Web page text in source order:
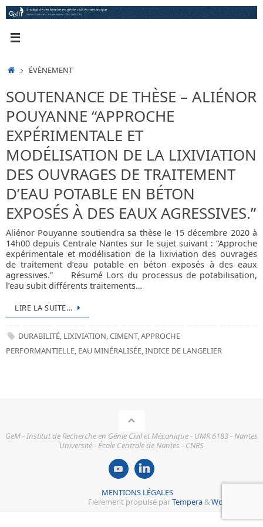
Passer
au
ACCUEIL
ÉVÈNEMENT
SOUTENANCE DE THÈSE – ALIÉNOR
POUYANNE “APPROCHE
EXPÉRIMENTALE ET
MODÉLISATION DE LA LIXIVIATION
DES OUVRAGES DE TRAITEMENT
D’EAU POTABLE EN BÉTON
EXPOSÉS À DES EAUX AGRESSIVES.”
Aliénor Pouyanne soutiendra sa thèse le 15 décembre 2020 à
14h00 depuis Centrale Nantes sur le sujet suivant : “Approche
expérimentale et modélisation de la lixiviation des ouvrages
de traitement d’eau potable en béton exposés à des eaux
agressives.” Résumé Lors du processus de potabilisation,
l’eau subit différents traitements…
LIRE LA SUITE…
DURABILITÉ, LIXIVIATION,CIMENT,APPROCHE
PERFORMANTIELLE, EAU MINÉRALISÉE,INDICE DE LANGELIER
GeM - Institut de Recherche en Génie Civil et Mécanique - UMR 6183 - Nantes
Université - École Centrale de Nantes - CNRS
MENTIONS LÉGALES
Fièrement propulsé parTempera &WordPress.